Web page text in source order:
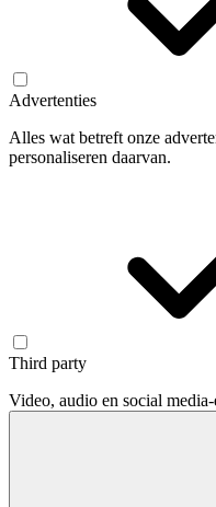
Advertenties
Alles wat betreft onze
personaliseren daarvan.
Third party
Video, audio en social media-